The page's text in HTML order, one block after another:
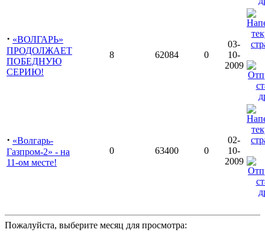
· «ВОЛГАРЬ»
ПРОДОЛЖАЕТ
ПОБЕДНУЮ
СЕРИЮ!
8 62084 0
03-
10-
2009
· «Волгарь-
Газпром-2» - на
11-ом месте!
0 63400 0
02-
10-
2009
Пожалуйста, выберите месяц для просмотра: